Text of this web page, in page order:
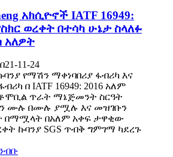
አክሲዮኖች IATF 16949:
ወረቀት በተሳካ ሁኔታ ስላለፉ
አለዎት
11-24
የማሽን ማቀነባበሪያ ፋብሪካ እና
በ IATF 16949: 2016 አለም
ጥራት ማኔጅመንት ስርዓት
ሙሉ በሙሉ ያሟሉ እና መዝገቡን
በማሟላት በአለም አቀፍ ታዋቂው
ኩባንያ SGS ጥብቅ ግምገማ ካደረጉ